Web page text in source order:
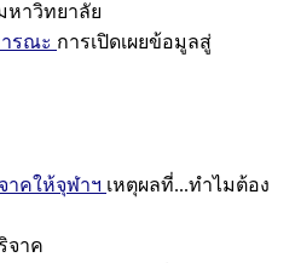
หาวิทยาลัย
ารณะ การเปิดเผยข้อมูลสู่
าคให้จุฬาฯ เหตุผลที่...ทำไมต้อง
จาค